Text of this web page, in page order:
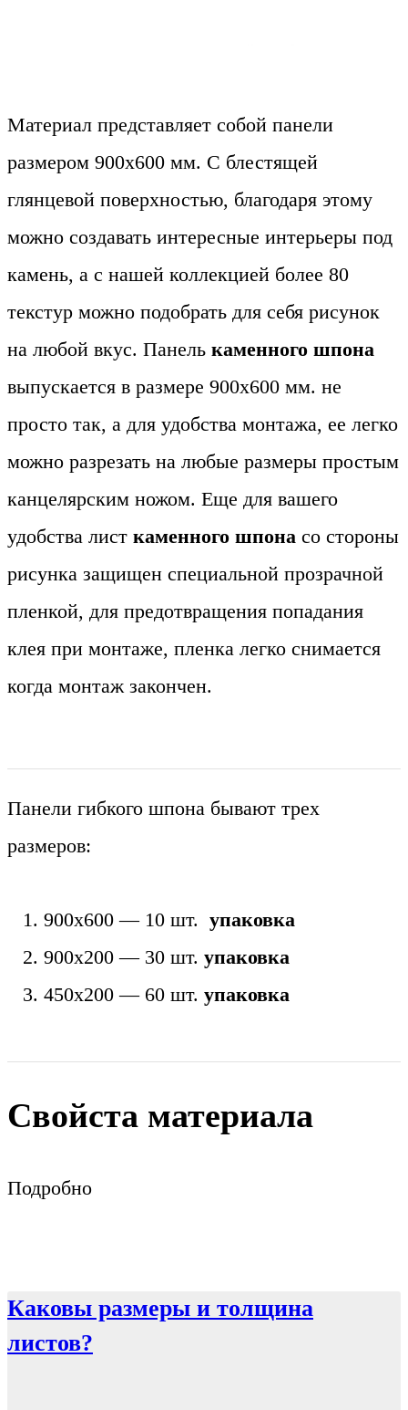
Материал представляет собой панели
размером 900х600 мм. С блестящей
глянцевой поверхностью, благодаря этому
можно создавать интересные интерьеры под
камень, а с нашей коллекцией более 80
текстур можно подобрать для себя рисунок
на любой вкус. Панель каменного шпона
выпускается в размере 900х600 мм. не
просто так, а для удобства монтажа, ее легко
можно разрезать на любые размеры простым
канцелярским ножом. Еще для вашего
удобства лист каменного шпона со стороны
рисунка защищен специальной прозрачной
пленкой, для предотвращения попадания
клея при монтаже, пленка легко снимается
когда монтаж закончен.
Панели гибкого шпона бывают трех
размеров:
900х600 — 10 шт. упаковка
900х200 — 30 шт. упаковка
450х200 — 60 шт. упаковка
Свойста материала
Подробно
Каковы размеры и толщина
листов?